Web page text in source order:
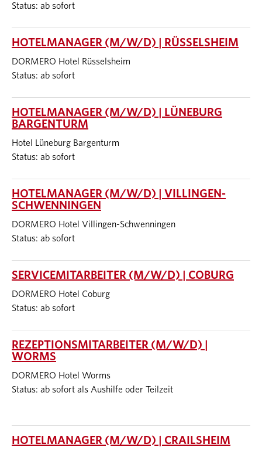
Status: ab sofort
HOTELMANAGER (M/W/D) | RÜSSELSHEIM
DORMERO Hotel Rüsselsheim
Status: ab sofort
HOTELMANAGER (M/W/D) | LÜNEBURG
BARGENTURM
Hotel Lüneburg Bargenturm
Status: ab sofort
HOTELMANAGER (M/W/D) | VILLINGEN-
SCHWENNINGEN
DORMERO Hotel Villingen-Schwenningen
Status: ab sofort
SERVICEMITARBEITER (M/W/D) | COBURG
DORMERO Hotel Coburg
Status: ab sofort
REZEPTIONSMITARBEITER (M/W/D) |
WORMS
DORMERO Hotel Worms
Status: ab sofort als Aushilfe oder Teilzeit
HOTELMANAGER (M/W/D) | CRAILSHEIM